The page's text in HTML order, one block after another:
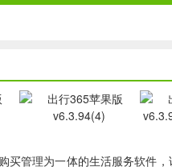
买管理为一体的生活服务软件